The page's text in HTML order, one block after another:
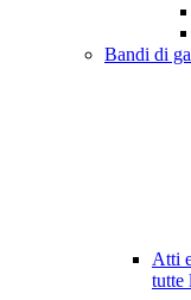
Bandi di
Atti
tutte